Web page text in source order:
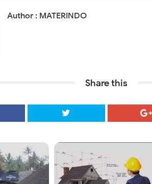
Author : MATERINDO
Share this